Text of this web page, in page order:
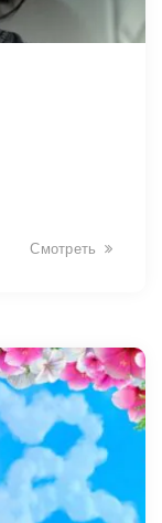
Смотреть